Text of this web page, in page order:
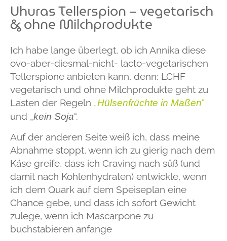
Uhuras Tellerspion – vegetarisch
& ohne Milchprodukte
Ich habe lange überlegt, ob ich Annika diese
ovo-aber-diesmal-nicht- lacto-vegetarischen
Tellerspione anbieten kann, denn: LCHF
vegetarisch und ohne Milchprodukte geht zu
Lasten der Regeln „Hülsenfrüchte in Maßen“
und „kein Soja“.
Auf der anderen Seite weiß ich, dass meine
Abnahme stoppt, wenn ich zu gierig nach dem
Käse greife, dass ich Craving nach süß (und
damit nach Kohlenhydraten) entwickle, wenn
ich dem Quark auf dem Speiseplan eine
Chance gebe, und dass ich sofort Gewicht
zulege, wenn ich Mascarpone zu
buchstabieren anfange